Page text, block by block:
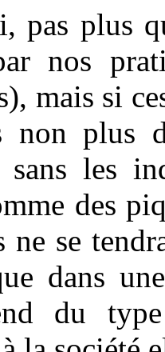
pas plus
nos
mais si
non plus
sans les
des
ne se
dans
du